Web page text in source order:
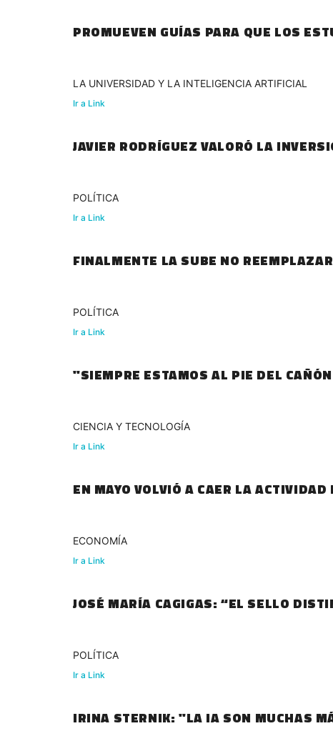
PROMUEVEN GUÍAS PARA QUE LOS
LA UNIVERSIDAD Y LA INTELIGENCIA ARTIFICIAL
Ir a Link
JAVIER RODRÍGUEZ VALORÓ LA
POLÍTICA
Ir a Link
FINALMENTE LA SUBE NO
POLÍTICA
Ir a Link
"SIEMPRE ESTAMOS AL PIE DEL
CIENCIA Y TECNOLOGÍA
Ir a Link
EN MAYO VOLVIÓ A CAER LA ACTIVIDAD
ECONOMÍA
Ir a Link
JOSÉ MARÍA CAGIGAS: “EL SELLO
POLÍTICA
Ir a Link
IRINA STERNIK: "LA IA SON MUCHAS